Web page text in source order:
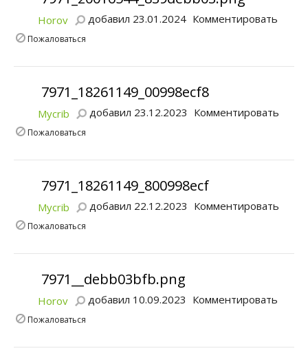
Horov добавил 23.01.2024 Комментировать
Пожаловаться
7971_18261149_00998ecf8
Mycrib добавил 23.12.2023 Комментировать
Пожаловаться
7971_18261149_800998ecf
Mycrib добавил 22.12.2023 Комментировать
Пожаловаться
7971__debb03bfb.png
Horov добавил 10.09.2023 Комментировать
Пожаловаться